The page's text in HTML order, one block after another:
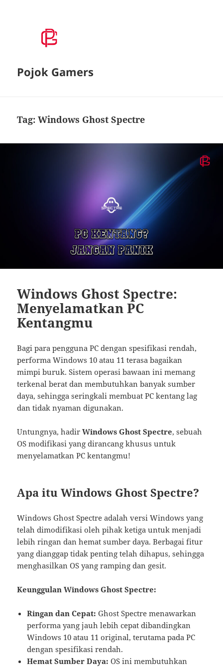
Pojok Gamers
Tag:Windows Ghost Spectre
Windows Ghost Spectre:
Menyelamatkan PC
Kentangmu
Bagi para pengguna PC dengan spesifikasi rendah,
performa Windows 10 atau 11 terasa bagaikan
mimpi buruk. Sistem operasi bawaan ini memang
terkenal berat dan membutuhkan banyak sumber
daya, sehingga seringkali membuat PC kentang lag
dan tidak nyaman digunakan.
Untungnya, hadirWindows Ghost Spectre, sebuah
OS modifikasi yang dirancang khusus untuk
menyelamatkan PC kentangmu!
Apa itu Windows Ghost Spectre?
Windows Ghost Spectre adalah versi Windows yang
telah dimodifikasi oleh pihak ketiga untuk menjadi
lebih ringan dan hemat sumber daya. Berbagai fitur
yang dianggap tidak penting telah dihapus, sehingga
menghasilkan OS yang ramping dan gesit.
Keunggulan Windows Ghost Spectre:
Ringan dan Cepat: Ghost Spectre menawarkan
performa yang jauh lebih cepat dibandingkan
Windows 10 atau 11 original, terutama pada PC
dengan spesifikasi rendah.
Hemat Sumber Daya: OS ini membutuhkan